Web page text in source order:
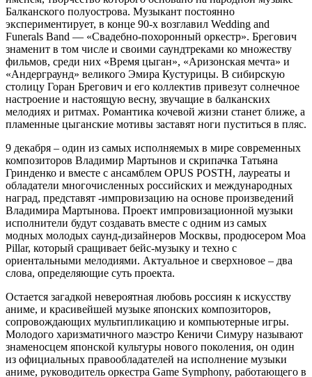
Балканского полуострова. Музыкант постоянно
экспериментирует, в конце 90-х возглавил Wedding and
Funerals Band — «Свадебно-похоронный оркестр». Брегович
знаменит в том числе и своими саундтреками ко множеству
фильмов, среди них «Время цыган», «Аризонская мечта» и
«Андерграунд» великого Эмира Кустурицы. В сибирскую
столицу Горан Брегович и его коллектив привезут солнечное
настроение и настоящую весну, звучащие в балканских
мелодиях и ритмах. Романтика кочевой жизни станет ближе, а
пламенные цыганские мотивы заставят ноги пуститься в пляс.
9 декабря – один из самых исполняемых в мире современных
композиторов Владимир Мартынов и скрипачка Татьяна
Гринденко и вместе с ансамблем OPUS POSTH, лауреаты и
обладатели многочисленных российских и международных
наград, представят -импровизацию на основе произведений
Владимира Мартынова. Проект импровизационной музыки
исполнители будут создавать вместе с одним из самых
модных молодых саунд-дизайнеров Москвы, продюсером Moa
Pillar, который сращивает бейс-музыку и техно с
ориентальными мелодиями. Актуальное и сверхновое – два
слова, определяющие суть проекта.
Остается загадкой невероятная любовь россиян к искусству
аниме, и красивейшей музыке японских композиторов,
сопровождающих мультипликацию и компьютерные игры.
Молодого харизматичного маэстро Кеничи Симуру называют
знаменосцем японской культуры нового поколения, он один
из официальных правообладателей на исполнение музыки
аниме, руководитель оркестра Game Symphony, работающего в